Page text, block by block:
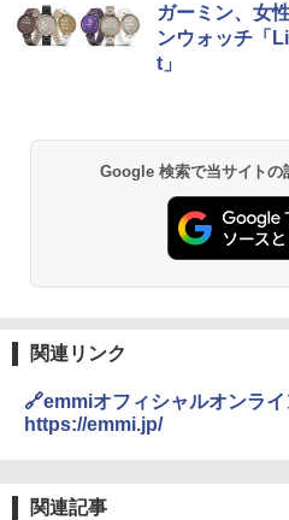
ガーミン、女
ンウォッチ「
t」
Google 検索で当サイトの
関連リンク
🔗emmiオフィシャルオンラ
https://emmi.jp/
関連記事